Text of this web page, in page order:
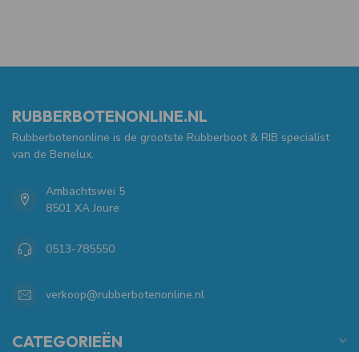
RUBBERBOTENONLINE.NL
Rubberbotenonline is de grootste Rubberboot & RIB specialist
van de Benelux.
Ambachtswei 5
8501 XA Joure
0513-785550
verkoop@rubberbotenonline.nl
CATEGORIEËN